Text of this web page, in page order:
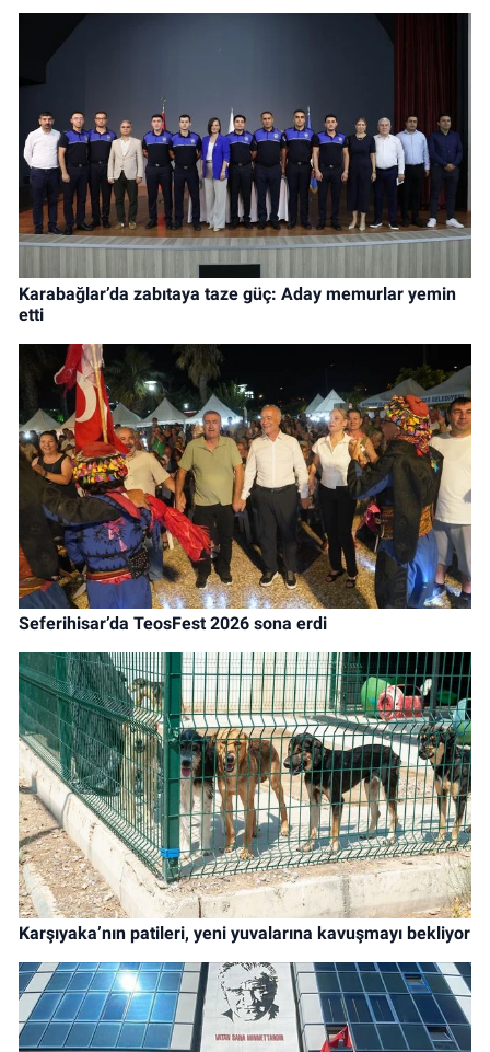
Karabağlar’da zabıtaya taze güç: Aday memurlar yemin
etti
Seferihisar’da TeosFest 2026 sona erdi
Karşıyaka’nın patileri, yeni yuvalarına kavuşmayı bekliyor